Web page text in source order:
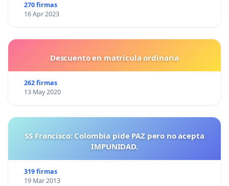
270 firmas
16 Apr 2023
Descuento en matricula ordinaria
262 firmas
13 May 2020
SS Francisco: Colombia pide PAZ pero no acepta
IMPUNIDAD.
319 firmas
19 Mar 2013